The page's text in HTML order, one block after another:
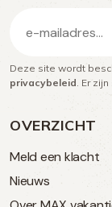
OVERZICHT
Meld een klacht
Nieuws
mailadres
(Vereist)
Deze site wordt
privacybeleid . Er zijn